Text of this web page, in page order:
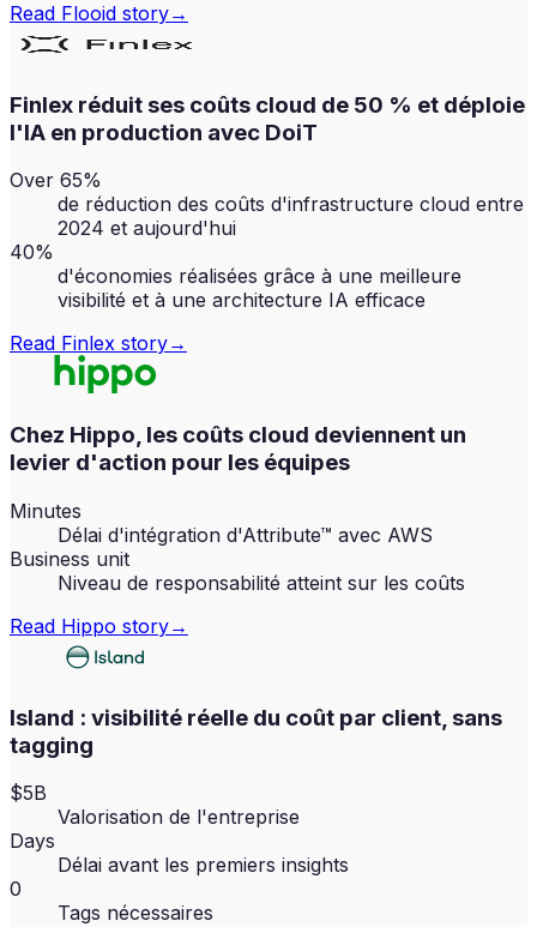
Read Flooid story→
Finlex réduit ses coûts cloud de 50 % et déploie
l'IA en production avec DoiT
Over 65%
de réduction des coûts d'infrastructure cloud entre
2024 et aujourd'hui
40%
d'économies réalisées grâce à une meilleure
visibilité et à une architecture IA efficace
Read Finlex story→
Chez Hippo, les coûts cloud deviennent un
levier d'action pour les équipes
Minutes
Délai d'intégration d'Attribute™ avec AWS
Business unit
Niveau de responsabilité atteint sur les coûts
Read Hippo story→
Island : visibilité réelle du coût par client, sans
tagging
$5B
Valorisation de l'entreprise
Days
Délai avant les premiers insights
0
Tags nécessaires